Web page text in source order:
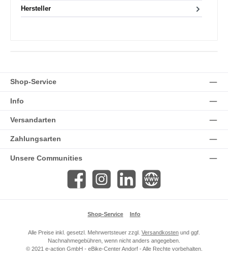
Hersteller
Shop-Service
Info
Versandarten
Zahlungsarten
Unsere Communities
Facebook Instagram LinkedIn Website
Shop-Service Info
Alle Preise inkl. gesetzl. Mehrwertsteuer zzgl. Versandkosten und ggf.
Nachnahmegebühren, wenn nicht anders angegeben.
© 2021 e-action GmbH - eBike-Center Andorf - Alle Rechte vorbehalten.